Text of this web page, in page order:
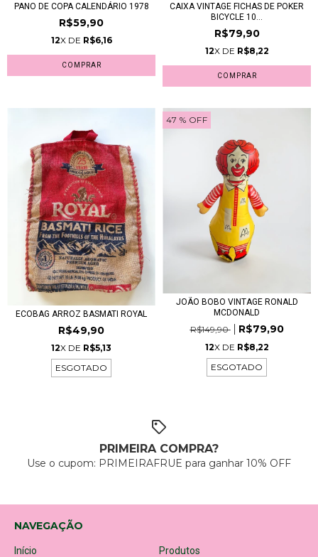
PANO DE COPA CALENDÁRIO 1978
R$59,90
12X DE R$6,16
CAIXA VINTAGE FICHAS DE POKER
BICYCLE 10...
R$79,90
12X DE R$8,22
ECOBAG ARROZ BASMATI ROYAL
R$49,90
12X DE R$5,13
ESGOTADO
47 % OFF
JOÃO BOBO VINTAGE RONALD
MCDONALD
R$149,90 R$79,90
12X DE R$8,22
ESGOTADO
PRIMEIRA COMPRA?
Use o cupom: PRIMEIRAFRUE para ganhar 10% OFF
NAVEGAÇÃO
Início Produtos